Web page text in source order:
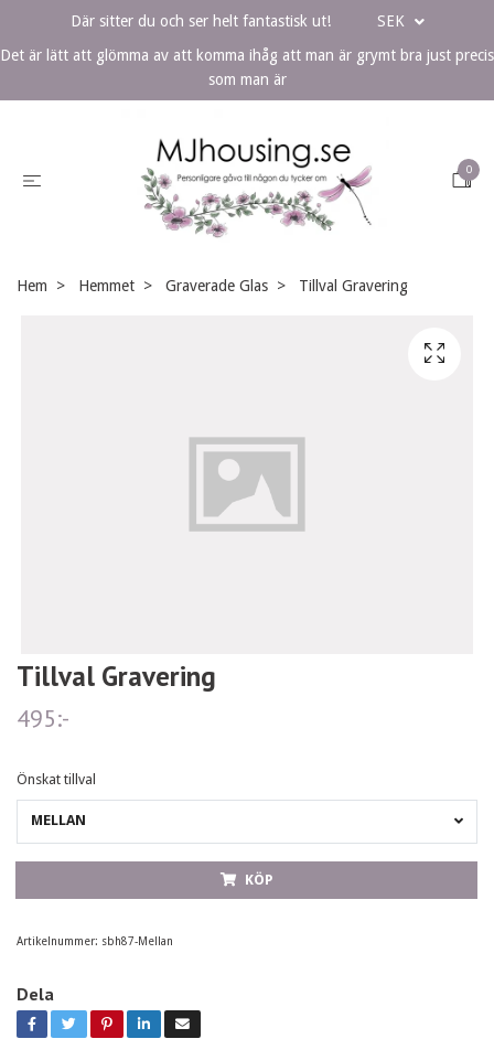
Där sitter du och ser helt fantastisk ut!
SEK
Det är lätt att glömma av att komma ihåg att man är grymt bra just precis
som man är
0
Hem Hemmet Graverade Glas Tillval Gravering
Tillval Gravering
495:-
Önskat tillval
MELLAN
KÖP
Artikelnummer: sbh87-Mellan
Dela